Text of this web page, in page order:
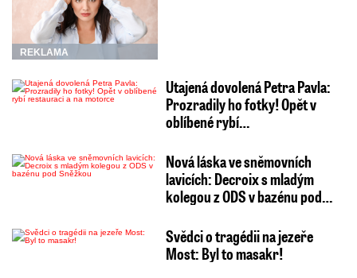
REKLAMA
Utajená dovolená Petra Pavla:
Prozradily ho fotky! Opět v
oblíbené rybí…
Nová láska ve sněmovních
lavicích: Decroix s mladým
kolegou z ODS v bazénu pod…
Svědci o tragédii na jezeře
Most: Byl to masakr!